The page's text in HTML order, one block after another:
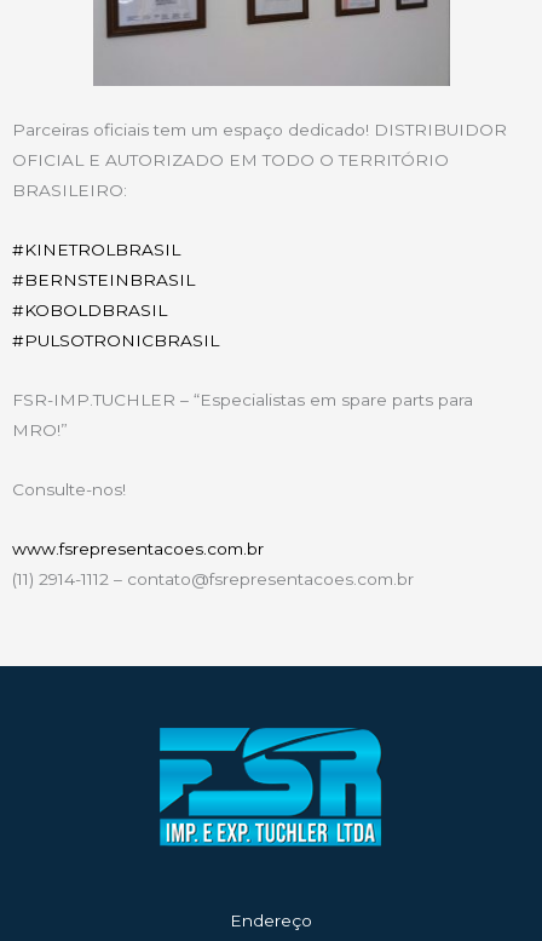
Parceiras oficiais tem um espaço dedicado! DISTRIBUIDOR
OFICIAL E AUTORIZADO EM TODO O TERRITÓRIO
BRASILEIRO:
#KINETROLBRASIL
#BERNSTEINBRASIL
#KOBOLDBRASIL
#PULSOTRONICBRASIL
FSR-IMP.TUCHLER – “Especialistas em spare parts para
MRO!”
Consulte-nos!
www.fsrepresentacoes.com.br
(11) 2914-1112 – contato@fsrepresentacoes.com.br
Endereço